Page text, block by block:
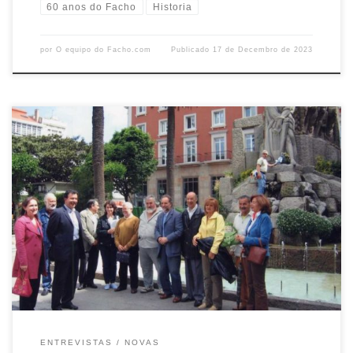
60 anos do Facho Historia
por O equipo do Facho.com Publicado 17 de Decembro de 2023
Xosé Alberte Corral Iglesias é sócio fundador e actual presidente da
Agrupaçom Cultural O Facho. Desde a sua fundaçom, en 1963, e
convencido da importância da sua labor em defensa da língua e da
cultura galega, ocupa nela diferentes cargos diretivos. É Professor
Mercantil pola Escola de Comercio de A […]
ENTREVISTAS NOVAS